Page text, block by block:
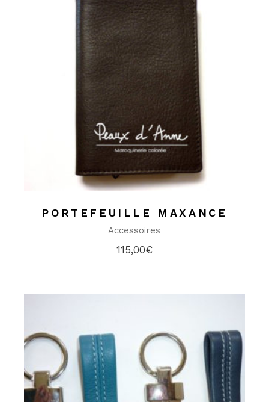
PORTEFEUILLE MAXANCE
Accessoires
115,00€